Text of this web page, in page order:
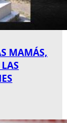
MAMÁS,